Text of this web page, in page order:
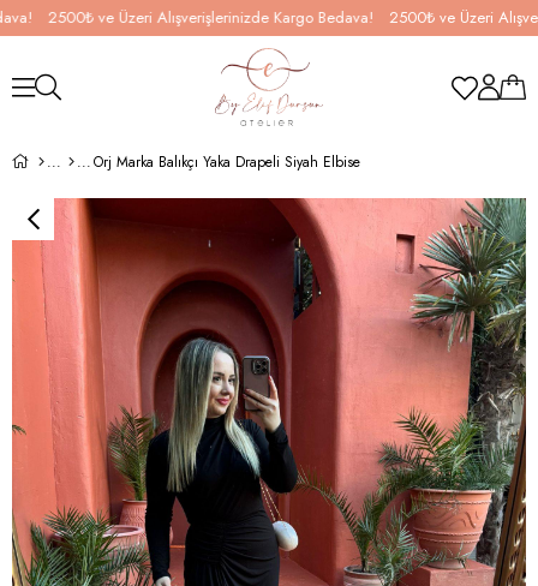
2500₺ ve Üzeri Alışverişlerinizde Kargo Bedava! 2500₺ ve Üzeri
Orj Marka Balıkçı Yaka Drapeli Siyah Elbise